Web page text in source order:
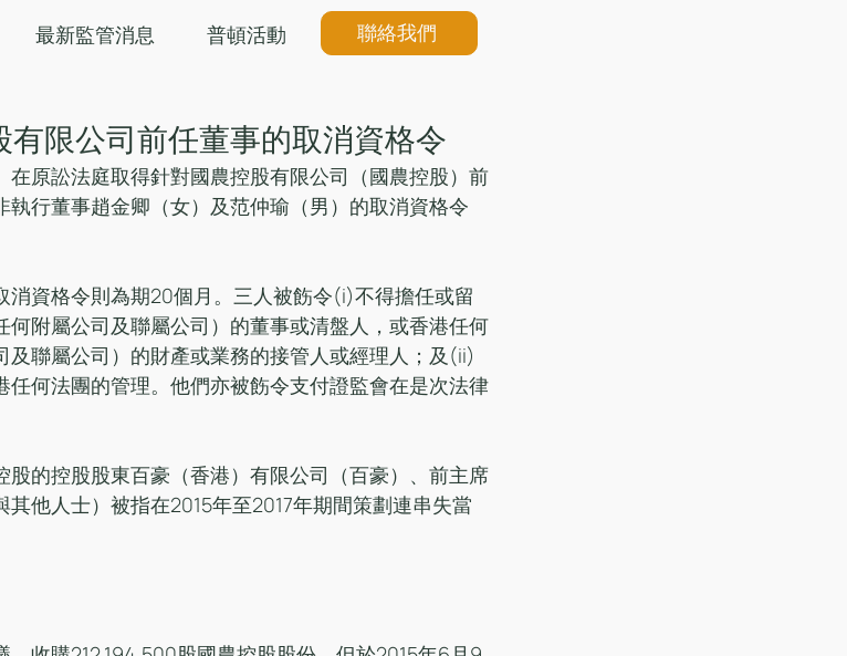
最新監管消息 普頓活動 聯絡我們
限公司前任董事的取消資格令
原訟法庭取得針對國農控股有限公司（國農控股）前
行董事趙金卿（女）及范仲瑜（男）的取消資格令
資格令則為期20個月。三人被飭令(i)不得擔任或留
附屬公司及聯屬公司）的董事或清盤人，或香港任何
聯屬公司）的財產或業務的接管人或經理人；及(ii)
何法團的管理。他們亦被飭令支付證監會在是次法律
的控股股東百豪（香港）有限公司（百豪）、前主席
他人士）被指在2015年至2017年期間策劃連串失當